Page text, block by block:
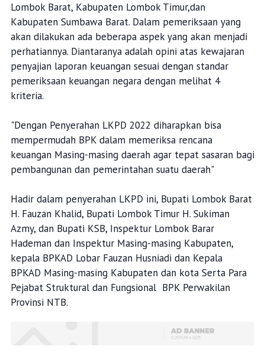
Lombok Barat, Kabupaten Lombok Timur,dan
Kabupaten Sumbawa Barat. Dalam pemeriksaan yang
akan dilakukan ada beberapa aspek yang akan menjadi
perhatiannya. Diantaranya adalah opini atas kewajaran
penyajian laporan keuangan sesuai dengan standar
pemeriksaan keuangan negara dengan melihat 4
kriteria.
"Dengan Penyerahan LKPD 2022 diharapkan bisa
mempermudah BPK dalam memeriksa rencana
keuangan Masing-masing daerah agar tepat sasaran bagi
pembangunan dan pemerintahan suatu daerah"
Hadir dalam penyerahan LKPD ini, Bupati Lombok Barat
H. Fauzan Khalid, Bupati Lombok Timur H. Sukiman
Azmy, dan Bupati KSB, Inspektur Lombok Barar
Hademan dan Inspektur Masing-masing Kabupaten,
kepala BPKAD Lobar Fauzan Husniadi dan Kepala
BPKAD Masing-masing Kabupaten dan kota Serta Para
Pejabat Struktural dan Fungsional BPK Perwakilan
Provinsi NTB.